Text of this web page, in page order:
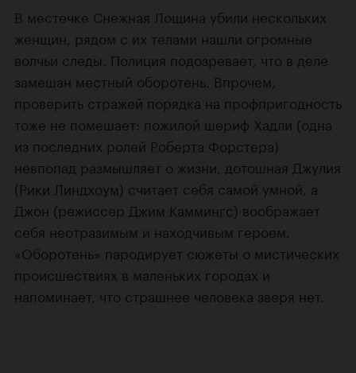
В местечке Снежная Лощина убили нескольких
женщин, рядом с их телами нашли огромные
волчьи следы. Полиция подозревает, что в деле
замешан местный оборотень. Впрочем,
проверить стражей порядка на профпригодность
тоже не помешает: пожилой шериф Хадли (одна
из последних ролей Роберта Форстера)
невпопад размышляет о жизни, дотошная Джулия
(Рики Линдхоум) считает себя самой умной, а
Джон (режиссер Джим Каммингс) воображает
себя неотразимым и находчивым героем.
«Оборотень» пародирует сюжеты о мистических
происшествиях в маленьких городах и
напоминает, что страшнее человека зверя нет.